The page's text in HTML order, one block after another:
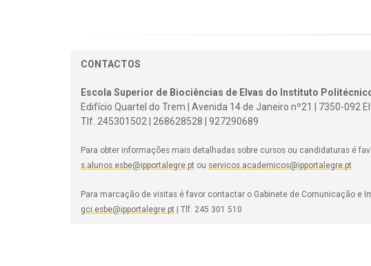
CONTACTOS
Escola Superior de Biociências de Elvas do Instituto
Edifício Quartel do Trem | Avenida 14 de Janeiro nº21 | 7350-092
Tlf. 245301502 | 268628528 | 927290689
Para obter informações mais detalhadas sobre cursos ou candidaturas é
s.alunos.esbe@ipportalegre.pt ou servicos.academicos@ipportalegre.pt
Para marcação de visitas é favor contactar o Gabinete de Comunicação e
gci.esbe@ipportalegre.pt | Tlf. 245 301 510